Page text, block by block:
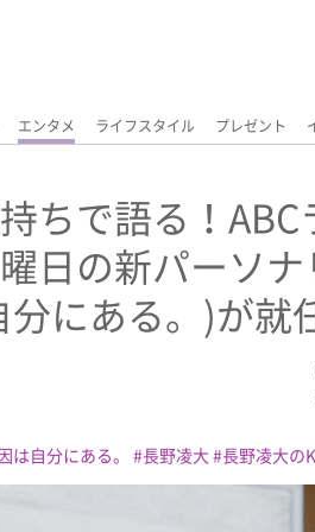
エンタメ ライフスタイル プレゼント
ちで語る！ABC
日の新パーソナ
にある。)が就
は自分にある。 長野凌大 長野凌大の